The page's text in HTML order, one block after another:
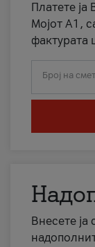
Платете ја
Мојот А1,
фактурата
Број на
Внесете ја